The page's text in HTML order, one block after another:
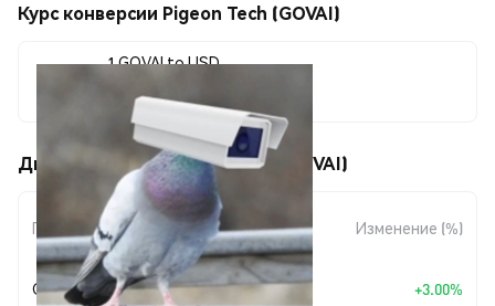
Курс конверсии Pigeon Tech (GOVAI)
1 GOVAI to USD
$0.0000074
Движения цены Pigeon Tech (GOVAI)
Период
Изменение
суммы
Изменение (%)
Сегодня +$0.00000022 +3.00%